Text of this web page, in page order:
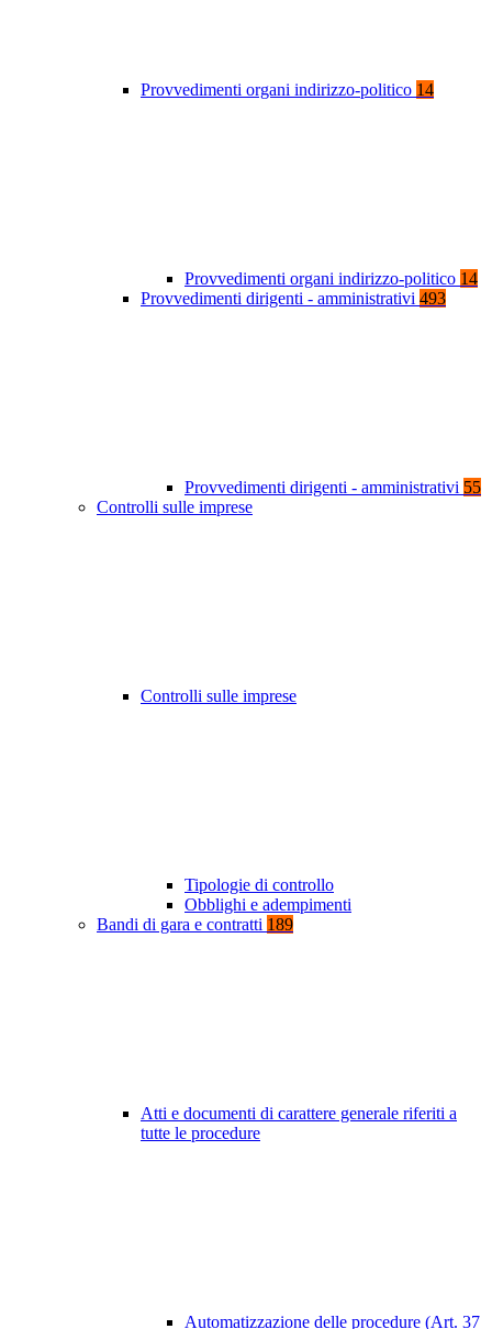
Provvedimenti organi indirizzo-politico 14
Provvedimenti organi indirizzo-politico 14
Provvedimenti dirigenti - amministrativi 493
Provvedimenti dirigenti - amministrativi 55
Controlli sulle imprese
Controlli sulle imprese
Tipologie di controllo
Obblighi e adempimenti
Bandi di gara e contratti 189
Atti e documenti di carattere generale riferiti a
tutte le procedure
Automatizzazione delle procedure (Art. 37